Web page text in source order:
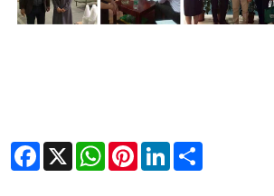
Facebook
X WhatsAppPinterestLinkedIn